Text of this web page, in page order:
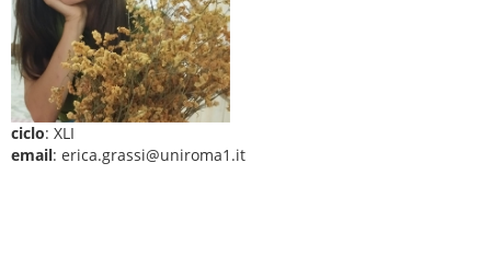
ciclo: XLI
email: erica.grassi@uniroma1.it